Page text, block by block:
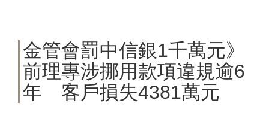
金管會罰中信銀1千萬元》
前理專涉挪用款項違規逾6
年 客戶損失4381萬元